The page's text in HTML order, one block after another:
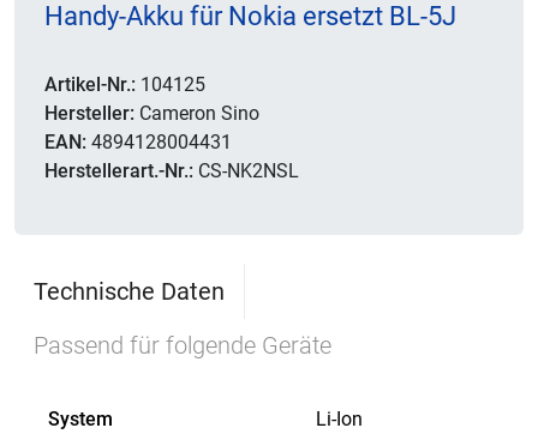
Handy-Akku für Nokia ersetzt BL-5J
Artikel-Nr.: 104125
Hersteller: Cameron Sino
EAN: 4894128004431
Herstellerart.-Nr.: CS-NK2NSL
Technische Daten
Passend für folgende Geräte
System Li-Ion